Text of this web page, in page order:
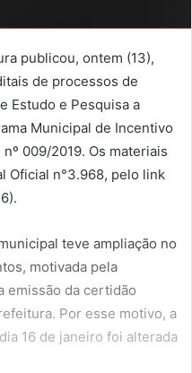
publicou, ontem (13),
de processos de
Estudo e Pesquisa a
Municipal de Incentivo
009/2019. Os materiais
Oficial n°3.968, pelo link
teve ampliação no
motivada pela
emissão da certidão
Por esse motivo, a
16 de janeiro foi alterada